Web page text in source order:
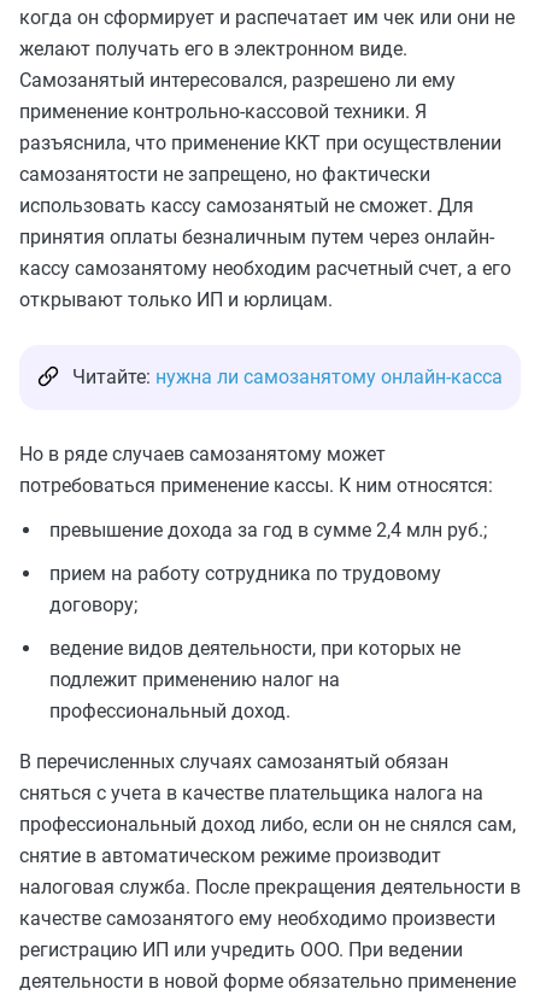
когда он сформирует и распечатает им чек или они не
желают получать его в электронном виде.
Самозанятый интересовался, разрешено ли ему
применение контрольно-кассовой техники. Я
разъяснила, что применение ККТ при осуществлении
самозанятости не запрещено, но фактически
использовать кассу самозанятый не сможет. Для
принятия оплаты безналичным путем через онлайн-
кассу самозанятому необходим расчетный счет, а его
открывают только ИП и юрлицам.
Читайте: нужна ли самозанятому онлайн-касса
Но в ряде случаев самозанятому может
потребоваться применение кассы. К ним относятся:
превышение дохода за год в сумме 2,4 млн руб.;
прием на работу сотрудника по трудовому
договору;
ведение видов деятельности, при которых не
подлежит применению налог на
профессиональный доход.
В перечисленных случаях самозанятый обязан
сняться с учета в качестве плательщика налога на
профессиональный доход либо, если он не снялся сам,
снятие в автоматическом режиме производит
налоговая служба. После прекращения деятельности в
качестве самозанятого ему необходимо произвести
регистрацию ИП или учредить ООО. При ведении
деятельности в новой форме обязательно применение